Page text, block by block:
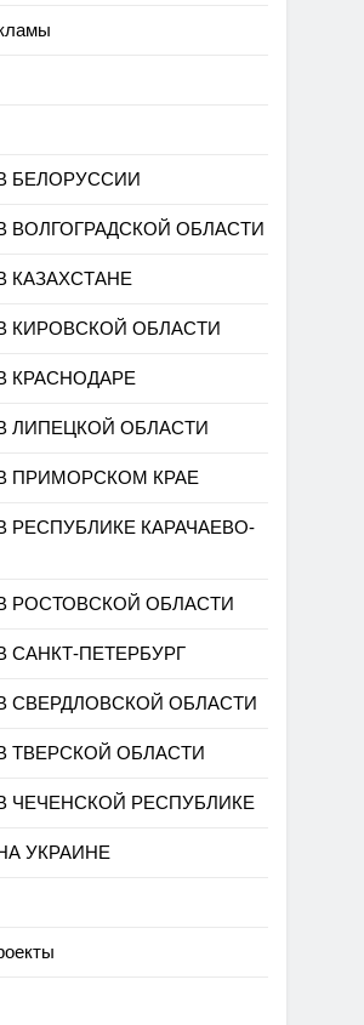
БЕЛОРУССИИ
ВОЛГОГРАДСКОЙ ОБЛАСТИ
КАЗАХСТАНЕ
КИРОВСКОЙ ОБЛАСТИ
КРАСНОДАРЕ
ЛИПЕЦКОЙ ОБЛАСТИ
ПРИМОРСКОМ КРАЕ
РЕСПУБЛИКЕ КАРАЧАЕВО-
РОСТОВСКОЙ ОБЛАСТИ
САНКТ-ПЕТЕРБУРГ
СВЕРДЛОВСКОЙ ОБЛАСТИ
ТВЕРСКОЙ ОБЛАСТИ
ЧЕЧЕНСКОЙ РЕСПУБЛИКЕ
УКРАИНЕ